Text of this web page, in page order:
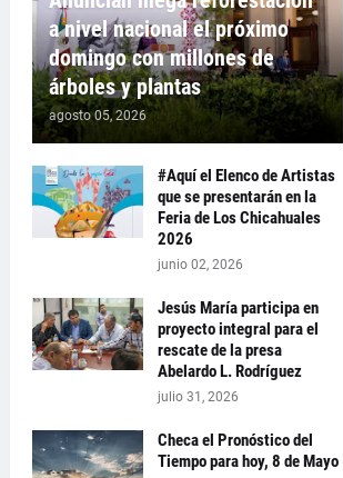
a nivel nacional el próximo
domingo con millones de
árboles y plantas
agosto 05, 2026
#Aquí el Elenco de Artistas
que se presentarán en la
Feria de Los Chicahuales
2026
junio 02, 2026
Jesús María participa en
proyecto integral para el
rescate de la presa
Abelardo L. Rodríguez
julio 31, 2026
Checa el Pronóstico del
Tiempo para hoy, 8 de Mayo